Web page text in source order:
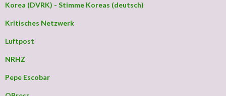
Korea (DVRK) - Stimme Koreas (deutsch)
Kritisches Netzwerk
Luftpost
NRHZ
Pepe Escobar